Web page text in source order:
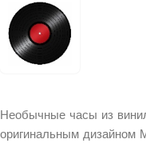
Необычные часы из
оригинальным дизайном